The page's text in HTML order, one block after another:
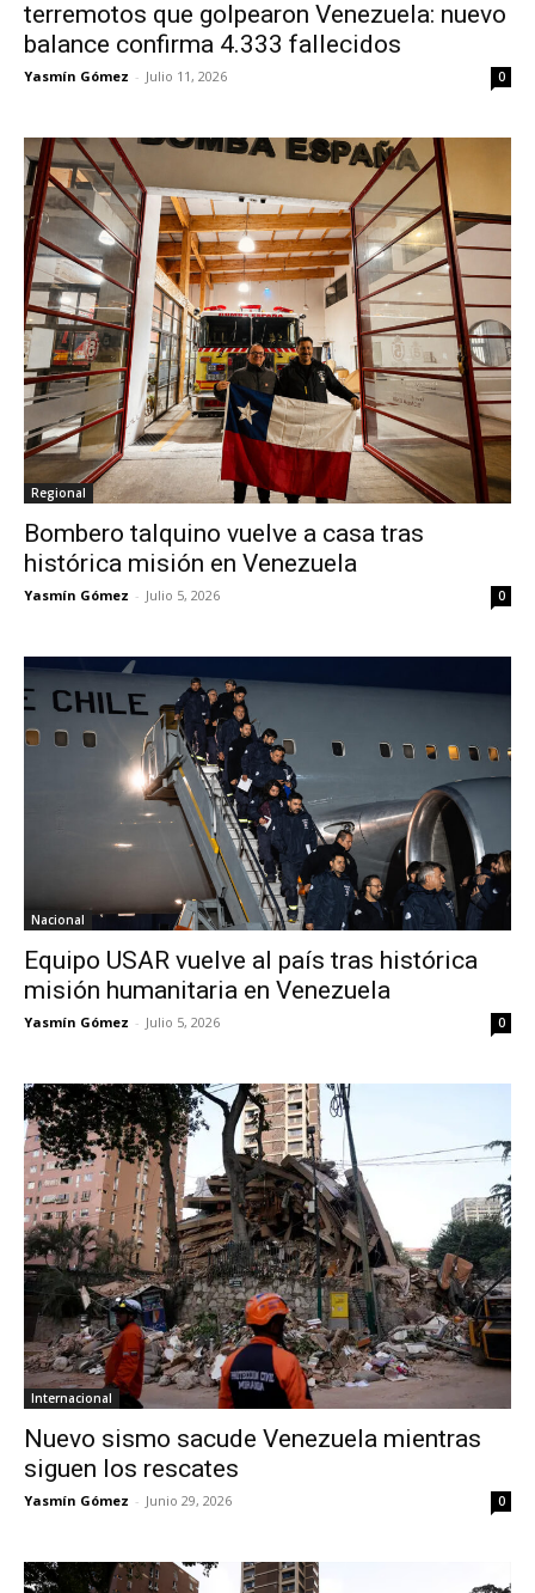
terremotos que golpearon Venezuela: nuevo
balance confirma 4.333 fallecidos
Yasmín Gómez - Julio 11, 2026 0
Regional
Bombero talquino vuelve a casa tras
histórica misión en Venezuela
Yasmín Gómez - Julio 5, 2026 0
Nacional
Equipo USAR vuelve al país tras histórica
misión humanitaria en Venezuela
Yasmín Gómez - Julio 5, 2026 0
Internacional
Nuevo sismo sacude Venezuela mientras
siguen los rescates
Yasmín Gómez - Junio 29, 2026 0